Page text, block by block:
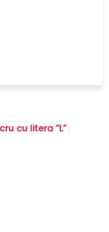
cu litera “L”